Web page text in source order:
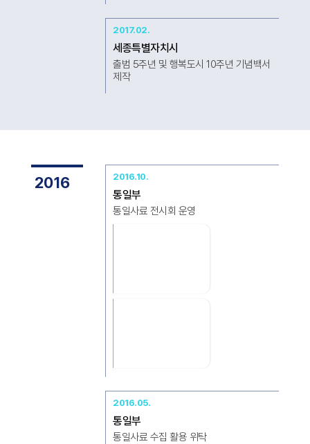
2017.02.
세종특별자치시
출범 5주년 및 행복도시 10주년 기념백서
제작
2016 2016.10.
통일부
통일사료 전시회 운영
2016.05.
통일부
통일사료 수집 활용 위탁